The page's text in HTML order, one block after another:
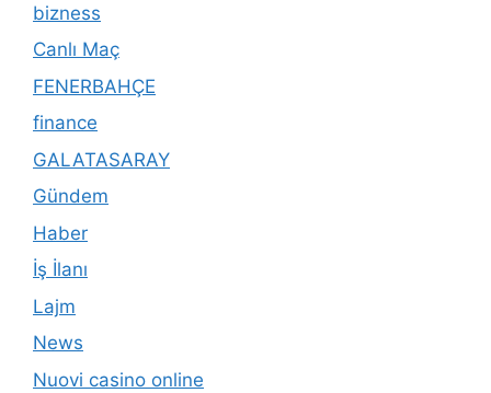
bizness
Canlı Maç
FENERBAHÇE
finance
GALATASARAY
Gündem
Haber
İş İlanı
Lajm
News
Nuovi casino online